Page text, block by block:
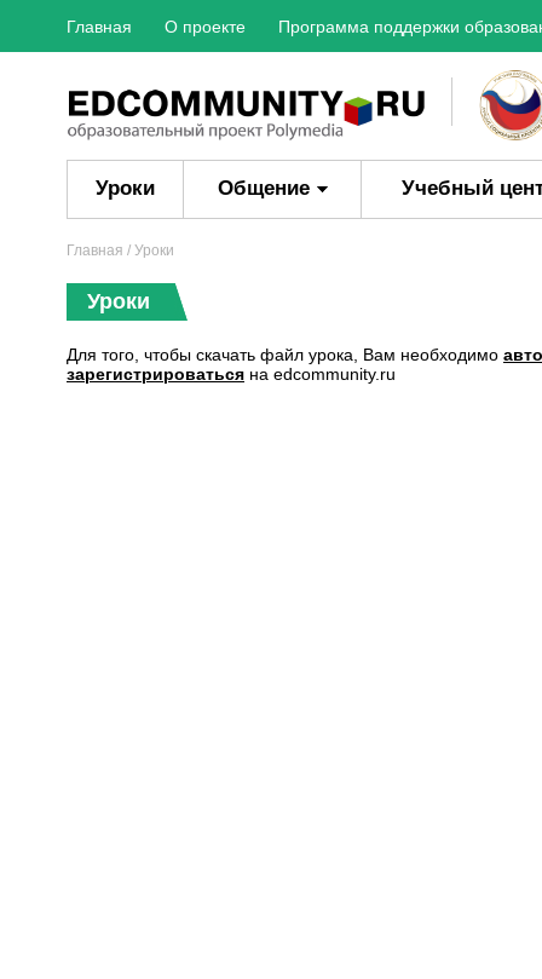
Главная О проекте Программа поддержки
Уроки Общение Учебный
Главная / Уроки
Уроки
Для того, чтобы скачать файл урока, Вам необходимо
зарегистрироваться на edcommunity.ru